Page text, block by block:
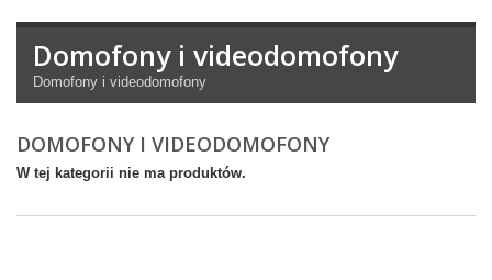
Domofony i videodomofony
Domofony i videodomofony
DOMOFONY I VIDEODOMOFONY
W tej kategorii nie ma produktów.